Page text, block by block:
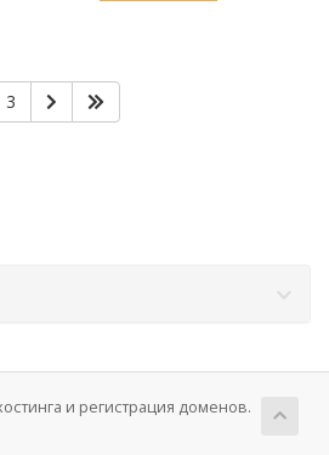
3
и регистрация доменов.